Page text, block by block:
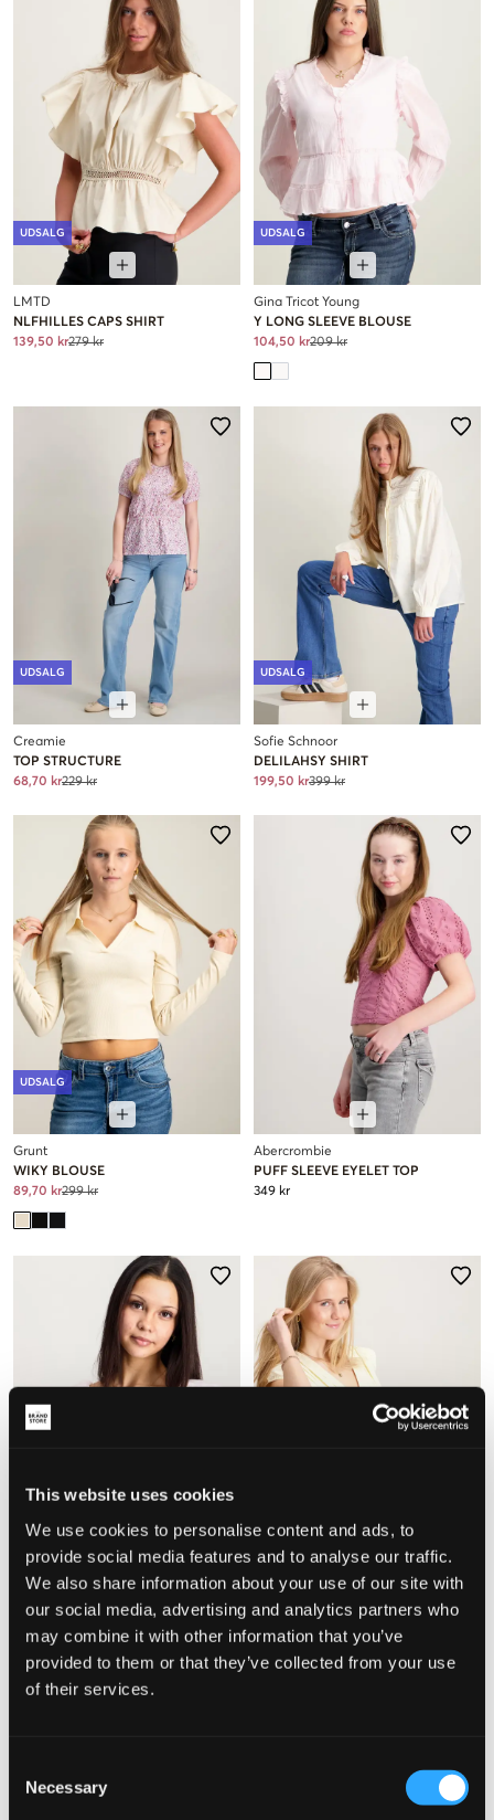
This website uses cookies
We use cookies to personalise content and ads, to
provide social media features and to analyse our traffic.
We also share information about your use of our site with
our social media, advertising and analytics partners who
may combine it with other information that you’ve
provided to them or that they’ve collected from your use
of their services.
Selection
Necessary
UDSALG
LMTD
NLFHILLES CAPS SHIRT
139,50 kr279 kr
UDSALG
Gina Tricot Young
Y LONG SLEEVE BLOUSE
104,50 kr209 kr
UDSALG
Creamie
TOP STRUCTURE
68,70 kr229 kr
UDSALG
Sofie Schnoor
DELILAHSY SHIRT
199,50 kr399 kr
UDSALG
Grunt
WIKY BLOUSE
89,70 kr299 kr
Abercrombie
PUFF SLEEVE EYELET TOP
349 kr
UDSALG
Abercrombie
AFG EMERSON ORGANZA PUFF
174,50 kr
UDSALG
Gina Tricot Young 14+
14+ FITTED SHORT SLEEVE TOP
124,50 kr249 kr